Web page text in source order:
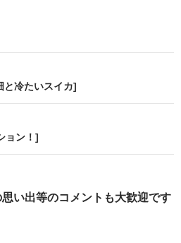
と冷たいスイカ]
ョン！]
い出等のコメントも大歓迎です